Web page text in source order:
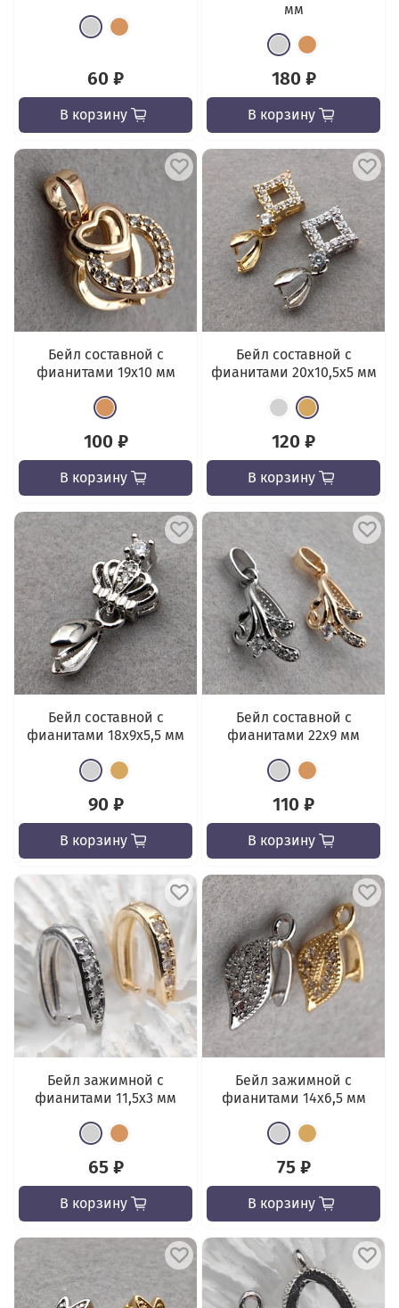
60 ₽
В корзину
мм
180 ₽
В корзину
Бейл составной с
фианитами 19х10 мм
100 ₽
В корзину
Бейл составной с
фианитами 20x10,5x5 мм
120 ₽
В корзину
Бейл составной с
фианитами 18x9x5,5 мм
90 ₽
В корзину
Бейл составной с
фианитами 22х9 мм
110 ₽
В корзину
Бейл зажимной с
фианитами 11,5x3 мм
65 ₽
В корзину
Бейл зажимной с
фианитами 14x6,5 мм
75 ₽
В корзину